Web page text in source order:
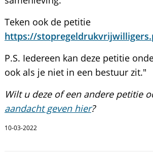
Teken ook de petitie
https://
P.S. Iedereen kan deze petitie
ook als je niet in een bestuur zit."
Wilt u deze of een andere petitie
aandacht geven hier?
10-03-2022